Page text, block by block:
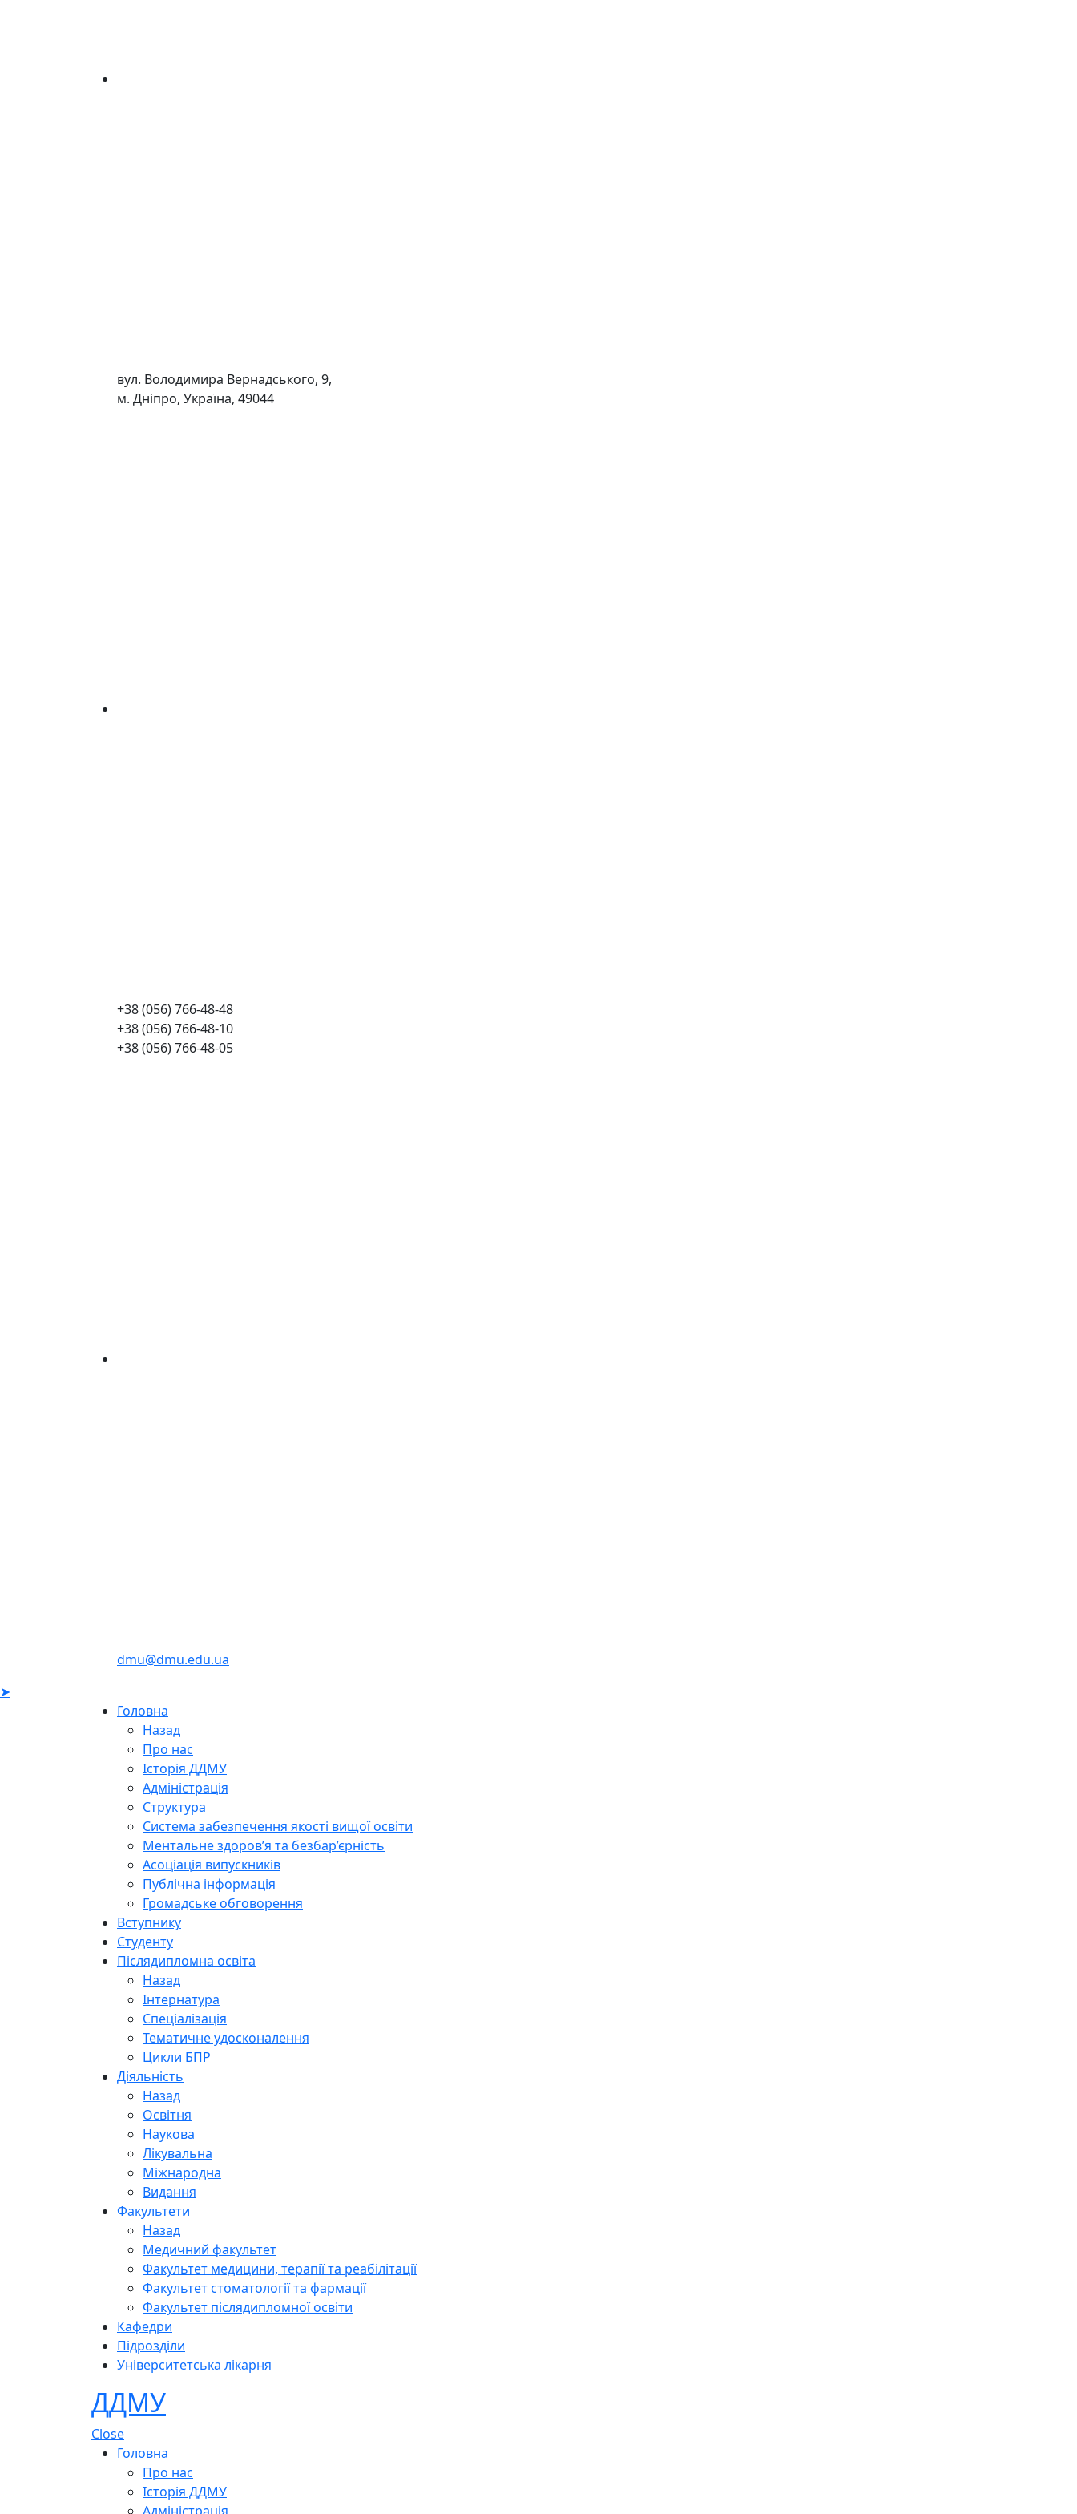
вул. Володимира Вернадського, 9,
м. Дніпро, Україна, 49044
+38 (056) 766-48-48
+38 (056) 766-48-10
+38 (056) 766-48-05
dmu@dmu.edu.ua
➤
Головна
Назад
Про нас
Історія ДДМУ
Адміністрація
Структура
Система забезпечення якості вищої освіти
Ментальне здоров’я та безбар’єрність
Асоціація випускників
Публічна інформація
Громадське обговорення
Вступнику
Студенту
Післядипломна освіта
Назад
Інтернатура
Спеціалізація
Тематичне удосконалення
Цикли БПР
Діяльність
Назад
Освітня
Наукова
Лікувальна
Міжнародна
Видання
Факультети
Назад
Медичний факультет
Факультет медицини, терапії та реабілітації
Факультет стоматології та фармації
Факультет післядипломної освіти
Кафедри
Підрозділи
Університетська лікарня
ДДМУ
Close
Головна
Про нас
Історія ДДМУ